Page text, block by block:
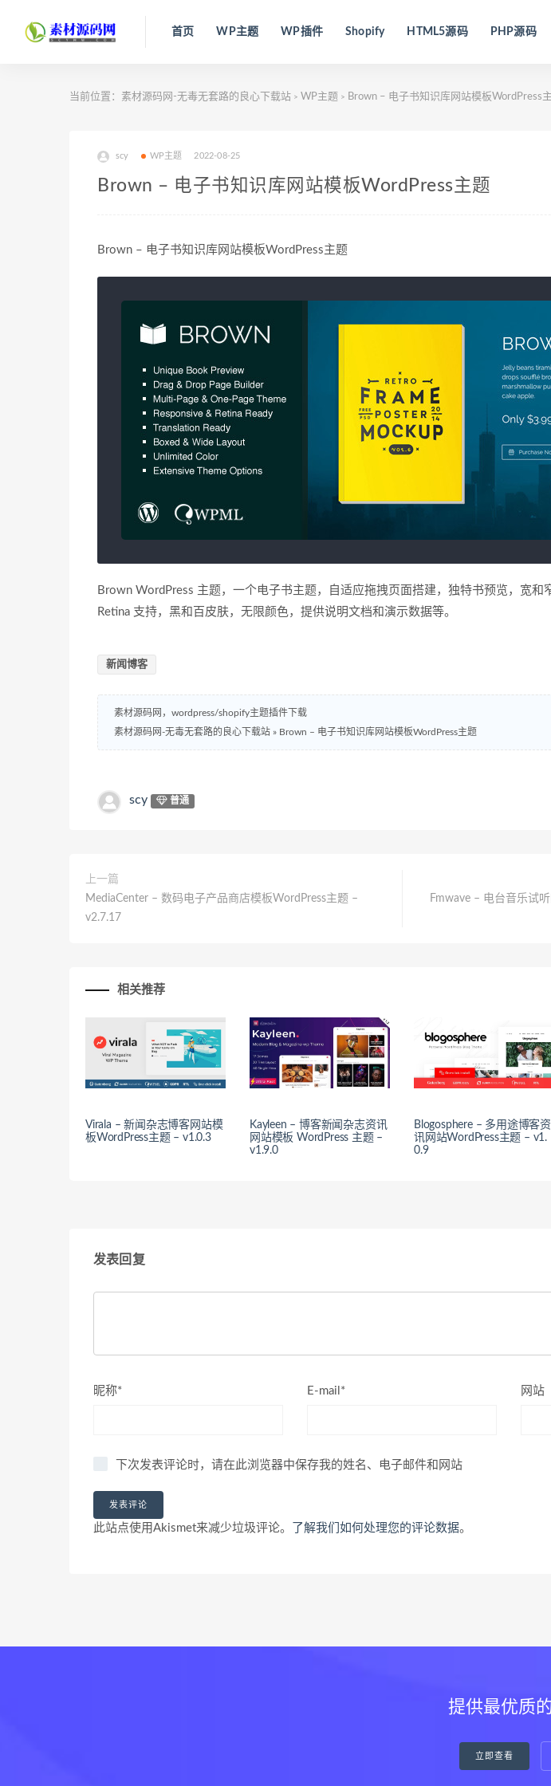
首页 WP主题 WP插件 Shopify HTML5源码 PHP源码
当前位置： 素材源码网-无毒无套路的良心下载站 > WP主题 > Brown – 电子书知识库网站模板WordPress
scy WP主题 2022-08-25
Brown – 电子书知识库网站模板WordPress主题
Brown – 电子书知识库网站模板WordPress主题
Brown WordPress 主题，一个电子书主题，自适应拖拽页面搭建，独特书预览，宽和
Retina 支持，黑和百皮肤，无限颜色，提供说明文档和演示数据等。
新闻博客
素材源码网，wordpress/shopify主题插件下载
素材源码网-无毒无套路的良心下载站 » Brown – 电子书知识库网站模板WordPress主题
scy 普通
上一篇
MediaCenter – 数码电子产品商店模板WordPress主题 –
v2.7.17
Fmwave – 电台音乐试
相关推荐
Virala – 新闻杂志博客网站模
板WordPress主题 – v1.0.3
Kayleen – 博客新闻杂志资讯
网站模板 WordPress 主题 –
v1.9.0
Blogosphere – 多用途博客资
讯网站WordPress主题 – v1.
0.9
发表回复
昵称* E-mail* 网站
下次发表评论时，请在此浏览器中保存我的姓名、电子邮件和网站
此站点使用Akismet来减少垃圾评论。 了解我们如何处理您的评论数据。
提供最优质
立即查看